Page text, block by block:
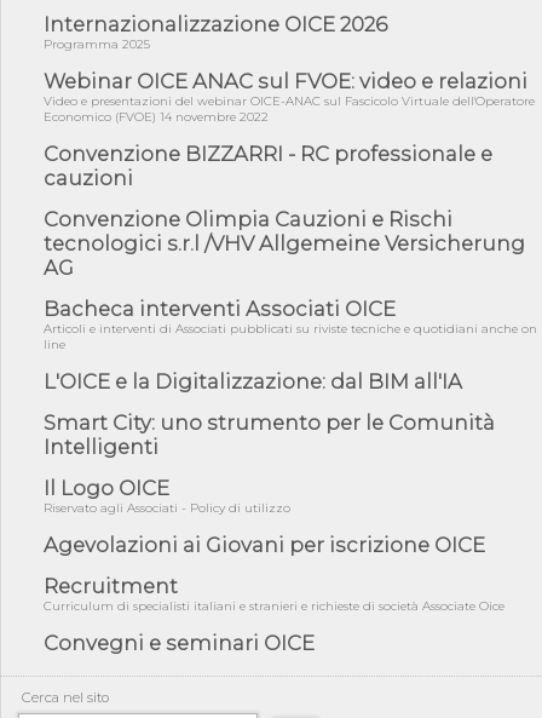
06/08/26 - DL PA approvato in Cdm: contributi per
riqualificazione sism...
06/08/26 - CdM: approvato il d.lgs. di adeguamento all’AI Act in
mate...
norme UE in m...
05/08/26 - DL Infrastrutture e PNRR è legge: approvata oggi la
05/08/26 - Focus OICE sul DDL di riforma della responsabilità
amminist...
2 s...
05/08/26 - SAVE THE DATE: Assemblea Pubblica Confindustria
di Reg...
05/08/26 - Lettera OICE per il bando della Giunta Regionale della
04/08/26 - DL PA: previste cancellazioni da elenchi professionisti
04/08/26 - International Sustainable Buildings Competition -
COP31, An...
04/08/26 - CdS, project financing: progetto di fattibilità da
penali per ...
Internazionalizzazione OICE 2026
Programma 2025
Webinar OICE ANAC sul FVOE: video e relazioni
Video e presentazioni del webinar OICE-ANAC sul Fascicolo Virtuale dell'Operatore
Economico (FVOE) 14 novembre 2022
Convenzione BIZZARRI - RC professionale e
cauzioni
Convenzione Olimpia Cauzioni e Rischi
tecnologici s.r.l /VHV Allgemeine Versicherung
AG
Bacheca interventi Associati OICE
Articoli e interventi di Associati pubblicati su riviste tecniche e quotidiani anche on
line
L'OICE e la Digitalizzazione: dal BIM all'IA
Smart City: uno strumento per le Comunità
Intelligenti
Il Logo OICE
Riservato agli Associati - Policy di utilizzo
Agevolazioni ai Giovani per iscrizione OICE
Recruitment
Curriculum di specialisti italiani e stranieri e richieste di società Associate Oice
Convegni e seminari OICE
Cerca nel sito